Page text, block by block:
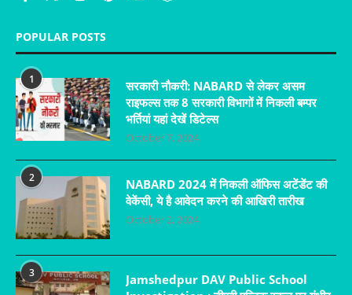
POPULAR POSTS
1
सरकारी नौकरी: NABARD से लेकर असम
राइफल्स तक 8 सरकारी विभागों में निकली बम्पर
भर्तियां यहां देखें डिटेल्स
October 7, 2024
2
NABARD 2024 में निकली ऑफिस अटेंडेंट की
वेकेंसी, ये है आवेदन करने की आखिरी तारीख
October 2, 2024
3
Jamshedpur DAV Public School